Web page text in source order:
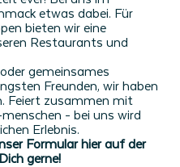
etwas dabei. Für
bieten wir eine
Restaurants und
gemeinsames
Freunden, wir haben
Feiert zusammen mit
- bei uns wird
Erlebnis.
Formular hier auf der
gerne!